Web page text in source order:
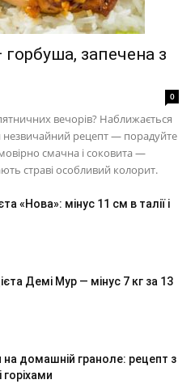
горбуша, запечена з
0
вечорів? Наближається
незвичайний рецепт — порадуйте
смачна і соковита —
страві особливий колорит.
«Нова»: мінус 11 см в талії і
Демі Мур — мінус 7 кг за 13
на домашній граноле: рецепт з
горіхами